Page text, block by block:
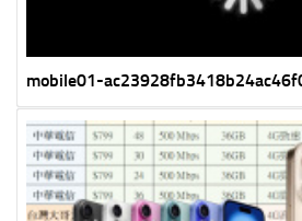
mobile01-